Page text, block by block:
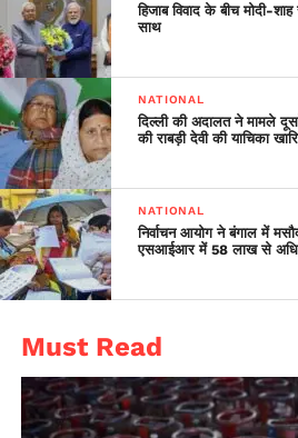
हिजाब विवाद के बीच मोदी-
साथ
NATIONAL
दिल्ली की अदालत ने मामले
की राबड़ी देवी की याचिका
NATIONAL
निर्वाचन आयोग ने बंगाल में
एसआईआर में 58 लाख से
Must Read